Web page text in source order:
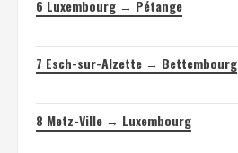
6 Luxembourg → Pétange
7 Esch-sur-Alzette → Bettembourg
8 Metz-Ville → Luxembourg